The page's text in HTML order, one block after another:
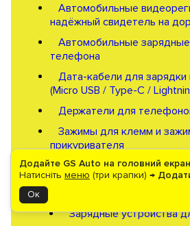
Додайте GS Auto на головний
Натисніть меню (три крапки) →
Ок
Автомобильные
надёжный свидетель на
Автомобильные
телефона
Дата-кабели для
(Micro USB / Type-C /
Держатели для
Зажимы для клемм и
прикуривателя
Зарядные устройства для
портативные бустеры
Зарядные устройства